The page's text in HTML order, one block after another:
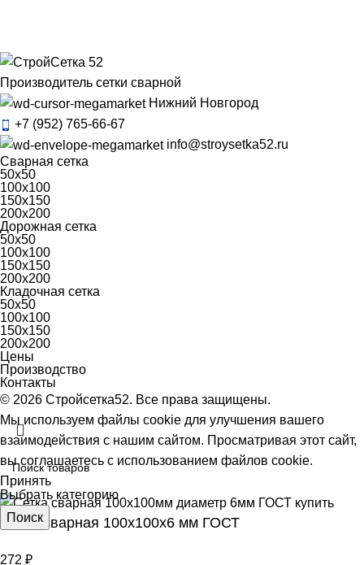
Производитель сетки сварной
Нижний Новгород
+7 (952) 765-66-67
info@stroysetka52.ru
Сварная сетка
50х50
100х100
150х150
200х200
Дорожная сетка
50х50
100х100
150х150
200х200
Кладочная сетка
50х50
100х100
150х150
200х200
Цены
Производство
Контакты
© 2026 Стройсетка52. Все права защищены.
Выбрать категорию
Поиск
Мы используем файлы cookie для улучшения вашего
взаимодействия с нашим сайтом. Просматривая этот сайт,
вы соглашаетесь с использованием файлов cookie.
Принять
Сетка сварная 100х100х6 мм ГОСТ
272 ₽